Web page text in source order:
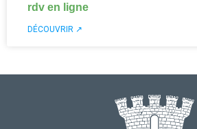
rdv en ligne
DÉCOUVRIR ↗